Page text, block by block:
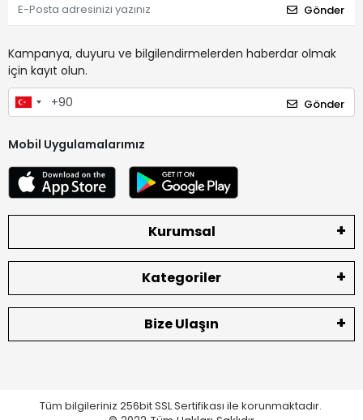
Gönder
Kampanya, duyuru ve bilgilendirmelerden haberdar olmak
için kayıt olun.
Gönder
Mobil Uygulamalarımız
Kurumsal
Kategoriler
Bize Ulaşın
Tüm bilgileriniz 256bit SSL Sertifikası ile korunmaktadır.